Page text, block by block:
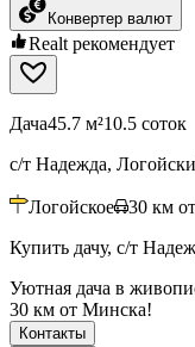
Конвертер валют
Realt рекомендует
Дача45.7 м²10.5 соток
с/т Надежда,
Логойское 30 км
Купить дачу, с/т
Уютная дача в
30 км от Минска!
Контакты